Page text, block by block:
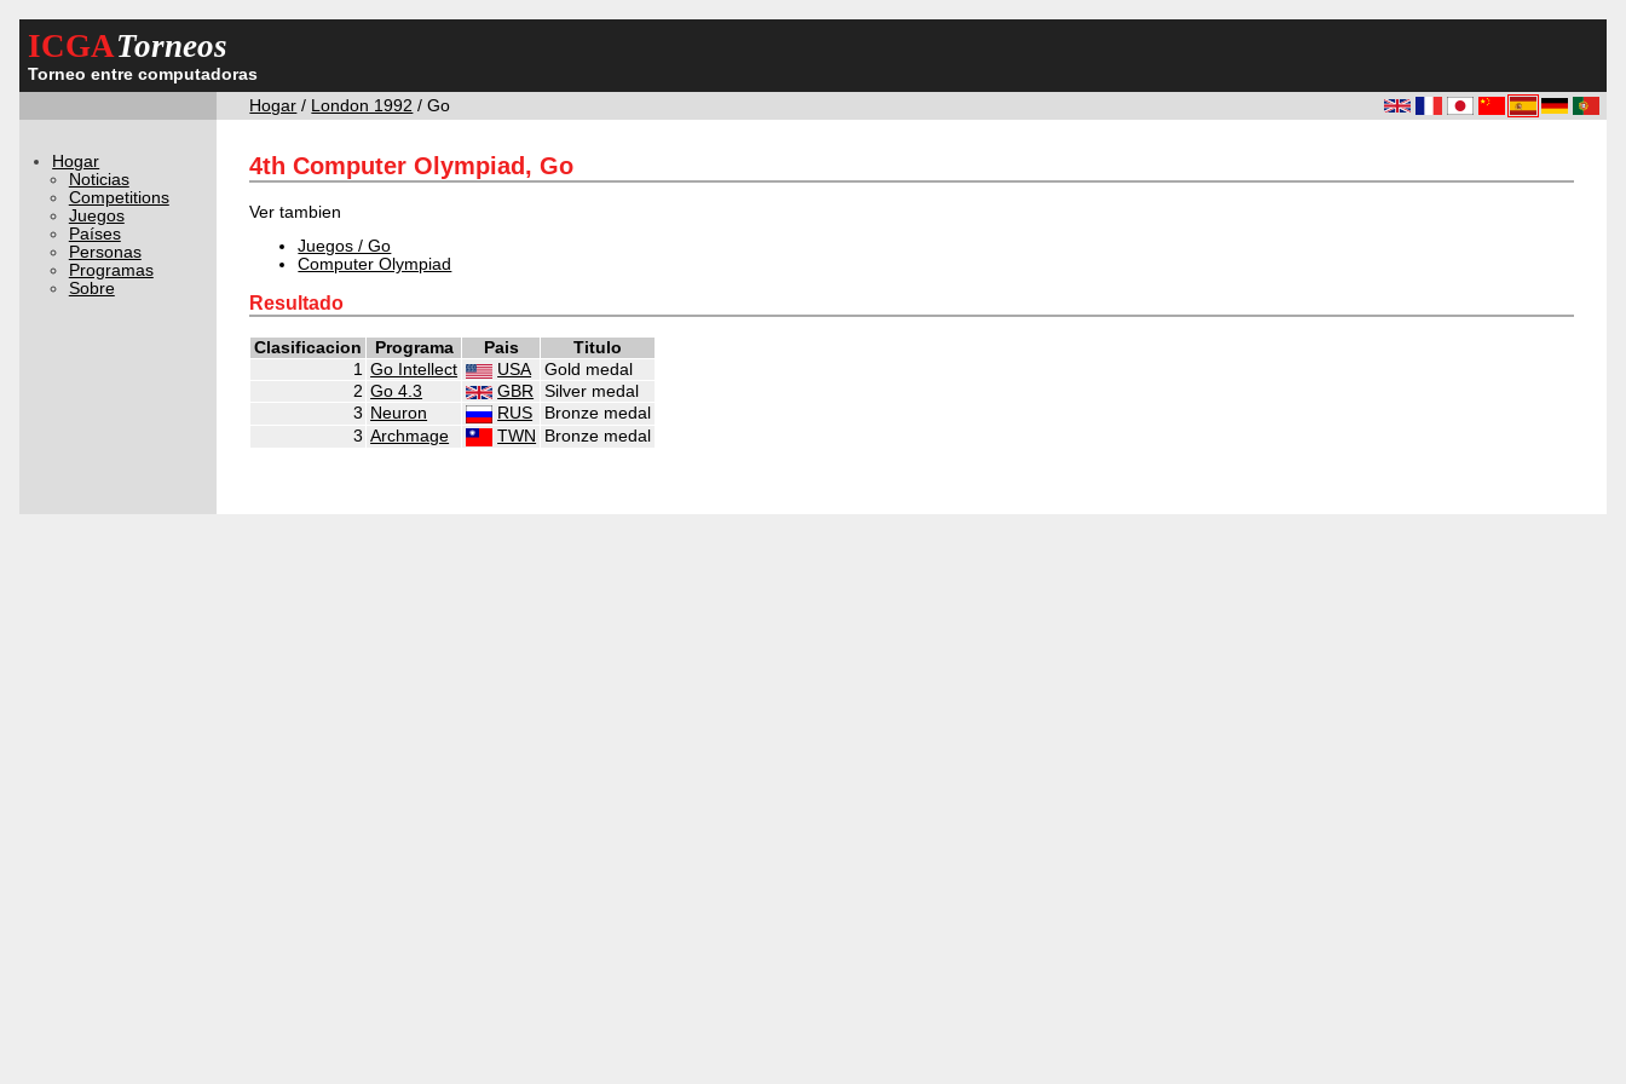
ICGATorneos
Torneo entre computadoras
Hogar / London 1992 / Go
Hogar
Noticias
Competitions
Juegos
Países
Personas
Programas
Sobre
4th Computer Olympiad, Go
Ver tambien
Juegos / Go
Computer Olympiad
Resultado
Clasificacion Programa Pais
Titulo
1 Go Intellect USA
Gold medal
2 Go 4.3 GBR
Silver medal
3 Neuron RUS
Bronze medal
3 Archmage TWN Bronze medal